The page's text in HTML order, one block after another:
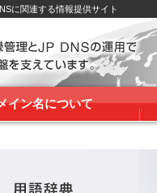
に関連する情報提供サイト
イン名について